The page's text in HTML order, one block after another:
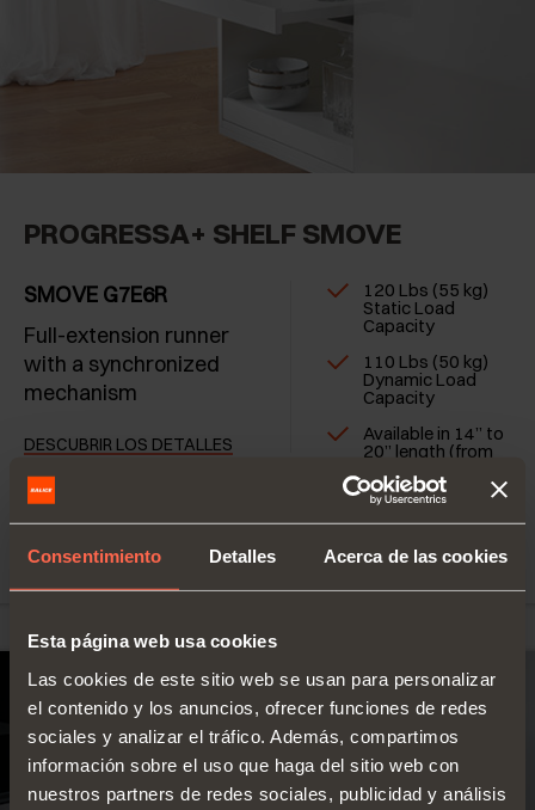
Consentimiento Detalles Acerca de las cookies
Esta página web usa cookies
Las cookies de este sitio web se usan para personalizar
el contenido y los anuncios, ofrecer funciones de redes
sociales y analizar el tráfico. Además, compartimos
información sobre el uso que haga del sitio web con
nuestros partners de redes sociales, publicidad y análisis
PROGRESSA+ SHELF SMOVE
SMOVE G7E6R
Full-extension runner
with a synchronized
mechanism
DESCUBRIR LOS DETALLES
120 Lbs (55 kg)
Static Load
Capacity
110 Lbs (50 kg)
Dynamic Load
Capacity
Available in 14” to
20” length (from
mm)
Integrated Smove